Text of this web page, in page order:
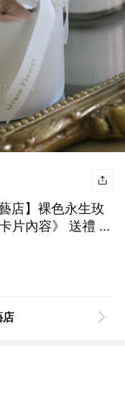
店】裸色永生玫
片內容》 送禮 質
店